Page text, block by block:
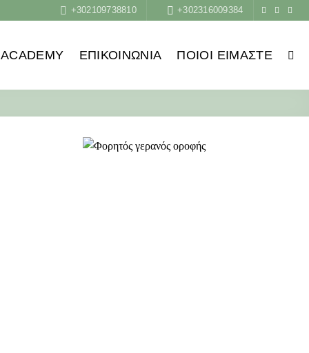
+302109738810 +302316009384
ACADEMY ΕΠΙΚΟΙΝΩΝΙΑ ΠΟΙΟΙ ΕΊΜΑΣΤΕ